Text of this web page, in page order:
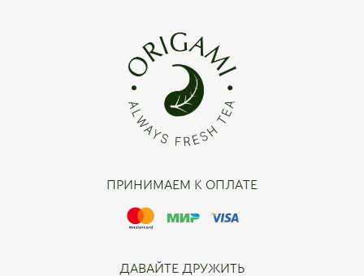
ПРИНИМАЕМ К ОПЛАТЕ
ДАВАЙТЕ ДРУЖИТЬ